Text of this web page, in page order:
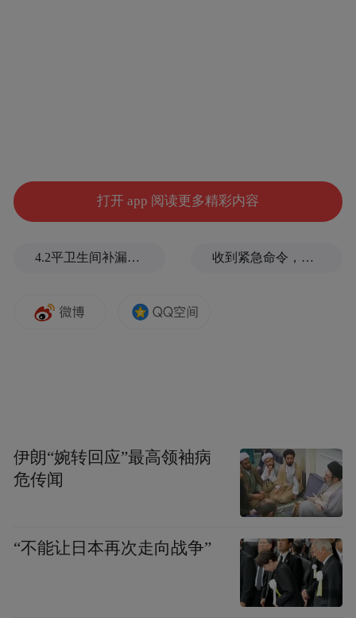
打开 app 阅读更多精彩内容
4.2平卫生间补漏注胶花1.55万，消费者称陷“天价注胶补漏”套路 收到紧急命令，加拿大2万人连夜逃命
伊朗“婉转回应”最高领袖病
危传闻
“不能让日本再次走向战争”